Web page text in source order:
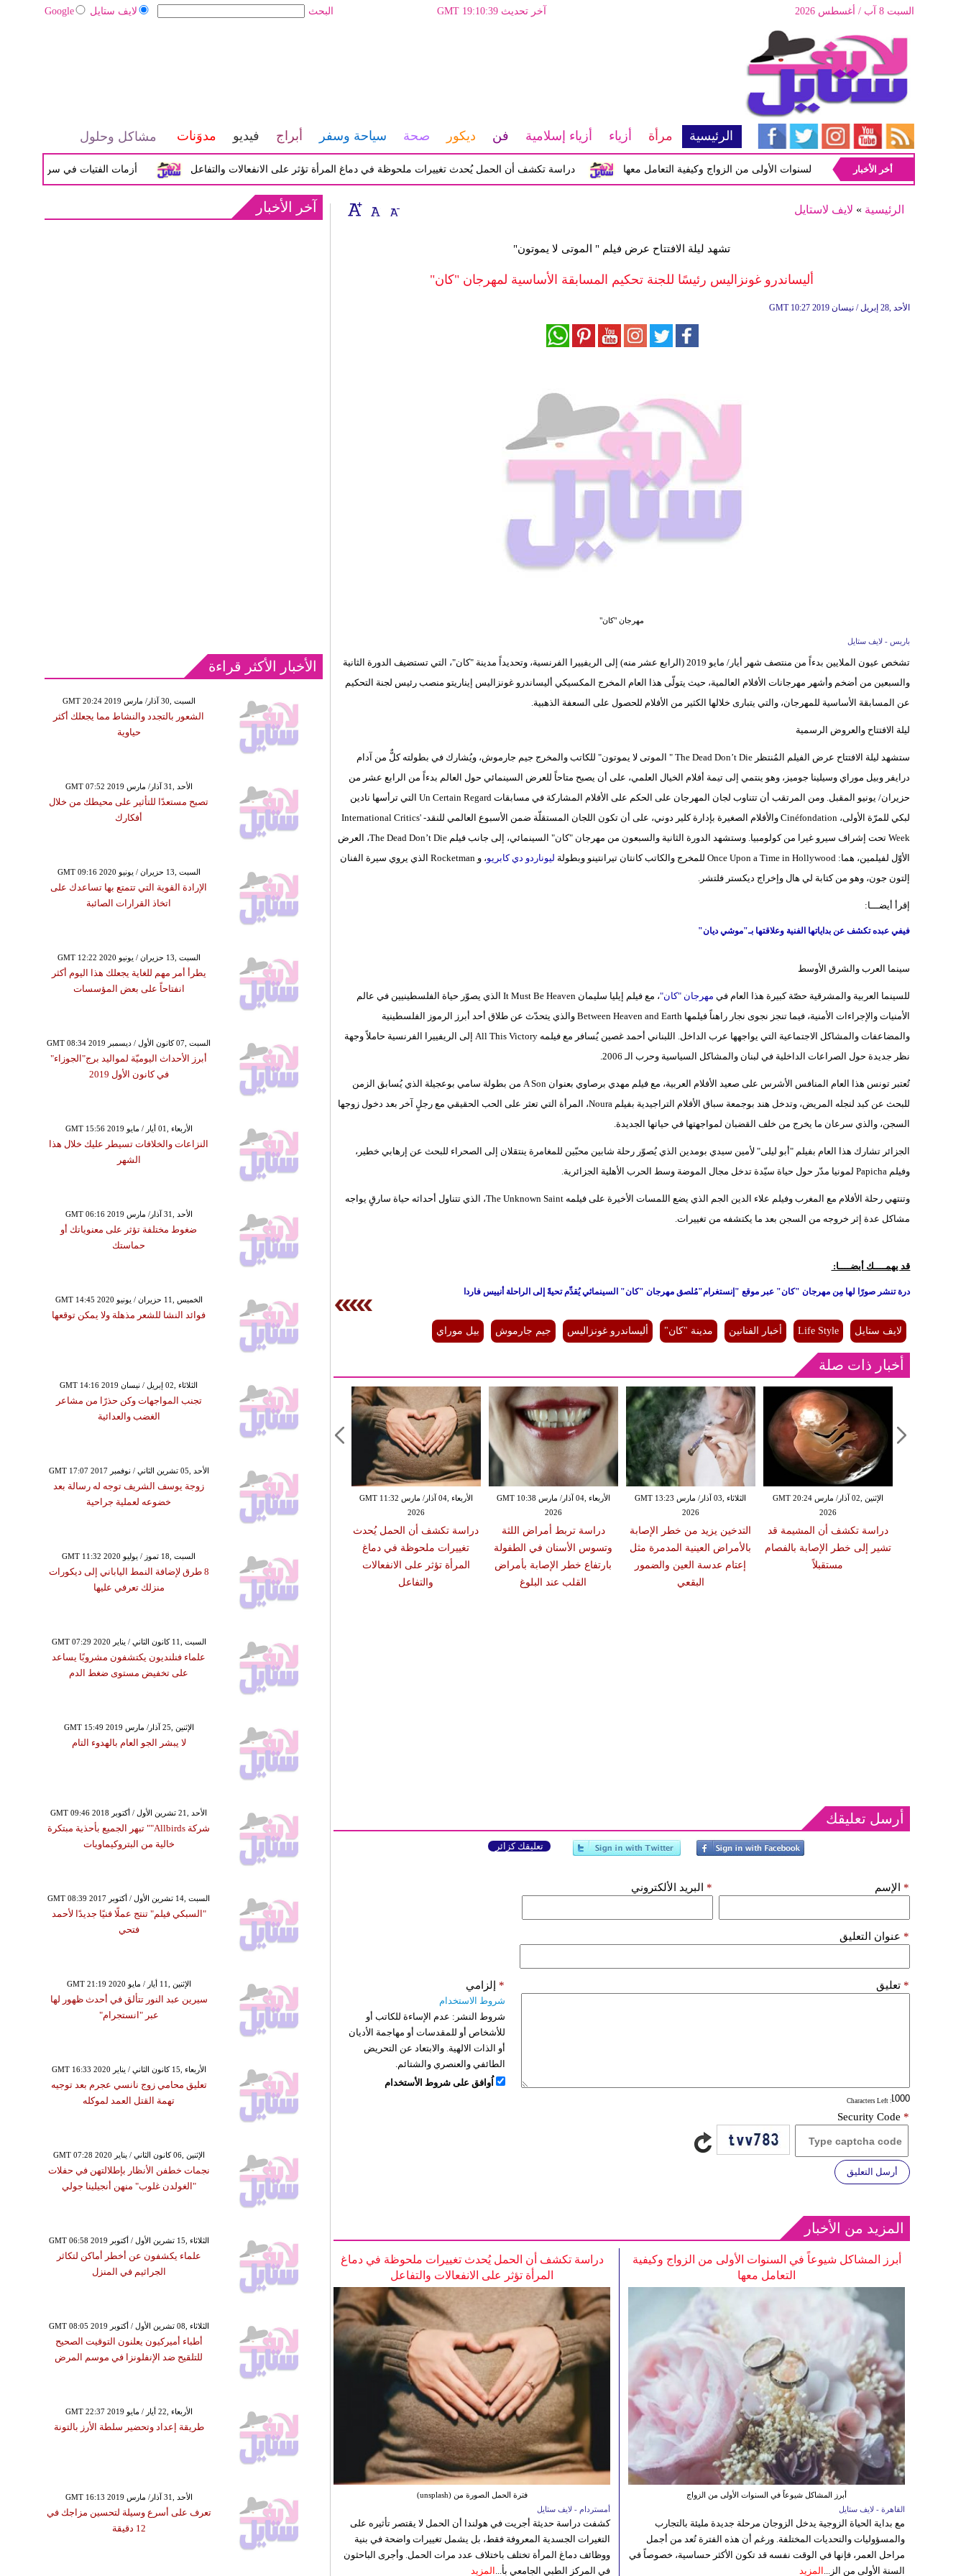
لايف ستايل Google البحث آخر تحديث GMT 19:10:39 السبت 8 آب / أغسطس 2026
الرئيسية مرأة أزياء أزياء إسلامية فن ديكور صحة سياحة وسفر أبراج فيديو مدوَنات مشاكل وحلول
أزمات الفتيات في سن المراهقة بين دراسة تكشف أن الحمل يُحدث تغييرات ملحوظة في دماغ المرأة تؤثر على الانفعالات والتفاعل أبرز المشاكل شيوعاً في السنوات الأولى من الزواج وكيفية التعامل معها
أخر الأخبار
الرئيسية » لايف لاستايل
تشهد ليلة الافتتاح عرض فيلم " الموتى لا يموتون"
أليساندرو غونزاليس رئيسًا للجنة تحكيم المسابقة الأساسية لمهرجان "كان"
GMT 10:27 2019 الأحد ,28 إبريل / نيسان
مهرجان "كان"
باريس - لايف ستايل
تشخص عيون الملايين بدءاً من منتصف شهر أيار/ مايو 2019 (الرابع عشر منه) إلى الريفييرا الفرنسية، وتحديداً مدينة "كان"، التي تستضيف الدورة الثانية
والسبعين من أضخم وأشهر مهرجانات الأفلام العالمية، حيث يتولّى هذا العام المخرج المكسيكي أليساندرو غونزاليس إيناريتو منصب رئيس لجنة التحكيم
عن المسابقة الأساسية للمهرجان، والتي يتبارى خلالها الكثير من الأفلام للحصول على السعفة الذهبية.
ليلة الافتتاح والعروض الرسمية
ستشهد ليلة الافتتاح عرض الفيلم المُنتظر The Dead Don’t Die " الموتى لا يموتون" للكاتب والمخرج جيم جارموش، ويُشارك في بطولته كلٌّ من آدام
درايفر وبيل موراي وسيلينا جوميز، وهو ينتمي إلى تيمة أفلام الخيال العلمي، على أن يصبح متاحاً للعرض السينمائي حول العالم بدءاً من الرابع عشر من
حزيران/ يونيو المقبل. ومن المرتقب أن تتناوب لجان المهرجان على الحكم على الأفلام المشاركة في مسابقات Un Certain Regard التي ترأسها نادين
لبكي للمرّة الأولى، Cinéfondation والأفلام الصغيرة بإدارة كلير دوني، على أن تكون اللجان المستقلّة ضمن الأسبوع العالمي للنقد- International Critics'
Week تحت إشراف سيرو غيرا من كولومبيا. وستشهد الدورة الثانية والسبعون من مهرجان "كان" السينمائي، إلى جانب فيلم The Dead Don’t Die، العرض
الأوّل لفيلمين، هما: Once Upon a Time in Hollywood للمخرج والكاتب كانتان تيرانتينو وبطولة
ليوناردو دي كابريو
، و Rocketman الذي يروي سيرة الفنان
إلتون جون، وهو من كتابة لي هال وإخراج ديكستر فلتشر.
إقرأ أيضـــا:
فيفي عبده تكشف عن بداياتها الفنية وعلاقتها بـ"موشي ديان"
سينما العرب والشرق الأوسط
للسينما العربية والمشرقية حصّة كبيرة هذا العام فيمهرجان "كان"
، مع فيلم إيليا سليمان It Must Be Heaven الذي يصوّر حياة الفلسطينيين في عالم
الأمنيات والإجراءات الأمنية، فيما تنجز نجوى نجار راهناً فيلمها Between Heaven and Earth والذي يتحدّث عن طلاق أحد أبرز الرموز الفلسطينية
والمضاعفات والمشاكل الاجتماعية التي يواجهها عرب الداخل. اللبناني أحمد غصين يُسافر مع فيلمه All This Victory إلى الريفييرا الفرنسية حاملاً وجهة
نظر جديدة حول الصراعات الداخلية في لبنان والمشاكل السياسية وحرب الـ 2006.
تُعتبر تونس هذا العام المنافس الأشرس على صعيد الأفلام العربية، مع فيلم مهدي برصاوي بعنوان A Son من بطولة سامي بوعجيلة الذي يُسابق الزمن
للبحث عن كبد لنجله المريض، وتدخل هند بوجمعة سباق الأفلام التراجيدية بفيلم Noura، المرأة التي تعثر على الحب الحقيقي مع رجلٍ آخر بعد دخول زوجها
السجن، والذي سرعان ما يخرج من خلف القضبان لمواجهتها في حياتها الجديدة.
الجزائر تشارك هذا العام بفيلم "أبو ليلى" لأمين سيدي بومدين الذي يُصوّر رحلة شابين محبّين للمغامرة ينتقلان إلى الصحراء للبحث عن إرهابي خطير،
وفيلم Papicha لمونيا مدّر حول حياة سيّدة تدخل مجال الموضة وسط الحرب الأهلية الجزائرية.
وتنتهي رحلة الأفلام مع المغرب وفيلم علاء الدين الجم الذي يضع اللمسات الأخيرة على فيلمه The Unknown Saint، الذي تتناول أحداثه حياة سارقٍ يواجه
مشاكل عدة إثر خروجه من السجن بعد ما يكتشفه من تغييرات.
قد يهمــــك أيضــــا:
​درة تنشر صورًا لها مِن مهرجان "كان" عبر موقع "إنستغرام"مُلصق مهرجان "كان" السينمائي يُقدِّم تحيةً إلى الراحلة أنييس فاردا
لايف ستايل Life Style أخبار الفنانين مدينة "كان" أليساندرو غونزاليس جيم جارموش بيل موراي
أخبار ذات صلة
الأربعاء ,04 آذار/ مارس GMT 11:32
2026
دراسة تكشف أن الحمل يُحدث
تغييرات ملحوظة في دماغ
المرأة تؤثر على الانفعالات
والتفاعل
الأربعاء ,04 آذار/ مارس GMT 10:38
2026
دراسة تربط أمراض اللثة
وتسوس الأسنان في الطفولة
بارتفاع خطر الإصابة بأمراض
القلب عند البلوغ
الثلاثاء ,03 آذار/ مارس GMT 13:23
2026
التدخين يزيد من خطر الإصابة
بالأمراض العينية المدمرة مثل
إعتام عدسة العين والضمور
البقعي
الإثنين ,02 آذار/ مارس GMT 20:24
2026
دراسة تكشف أن المشيمة قد
تشير إلى خطر الإصابة بالفصام
مستقبلاً
أرسل تعليقك
تعليقك كزائر
الإسم * البريد الألكتروني *
عنوان التعليق *
تعليق *
: Characters Left
إلزامي *
شروط الاستخدام
شروط النشر: عدم الإساءة للكاتب أو
للأشخاص أو للمقدسات أو مهاجمة الأديان
أو الذات الالهية. والابتعاد عن التحريض
الطائفي والعنصري والشتائم.
اُوافق على شروط الأستخدام
Security Code *
أرسل التعليق
المزيد من الأخبار
دراسة تكشف أن الحمل يُحدث تغييرات ملحوظة في دماغ
المرأة تؤثر على الانفعالات والتفاعل
فترة الحمل الصورة من (unsplash)
أمستردام - لايف ستايل
كشفت دراسة حديثة أجريت في هولندا أن الحمل لا يقتصر تأثيره على
التغيرات الجسدية المعروفة فقط، بل يشمل تغييرات واضحة في بنية
ووظائف دماغ المرأة تختلف باختلاف عدد مرات الحمل. وأجرى الباحثون
في المركز الطبي الجامعي بأ... المزيد
أبرز المشاكل شيوعاً في السنوات الأولى من الزواج وكيفية
التعامل معها
أبرز المشاكل شيوعاً في السنوات الأولى من الزواج
القاهرة - لايف ستايل
مع بداية الحياة الزوجية يدخل الزوجان مرحلة جديدة مليئة بالتجارب
والمسؤوليات والتحديات المختلفة. ورغم أن هذه الفترة تُعد من أجمل
مراحل العمر، فإنها في الوقت نفسه قد تكون الأكثر حساسية، خصوصاً في
السنة الأولى من الز... المزيد
آخر الأخبار
الأخبار الأكثر قراءة
GMT 20:24 2019 السبت ,30 آذار/ مارس
الشعور بالتجدد والنشاط مما يجعلك أكثر
حياوية
GMT 07:52 2019 الأحد ,31 آذار/ مارس
تصبح مستعدًا للتأثير على محيطك من خلال
أفكارك
GMT 09:16 2020 السبت ,13 حزيران / يونيو
الإرادة القوية التي تتمتع بها تساعدك على
اتخاذ القرارات الصائبة
GMT 12:22 2020 السبت ,13 حزيران / يونيو
يطرأ أمر مهم للغاية يجعلك هذا اليوم أكثر
انفتاحاً على بعض المؤسسات
GMT 08:34 2019 السبت ,07 كانون الأول / ديسمبر
أبرز الأحداث اليوميّة لمواليد برج"الجوزاء"
في كانون الأول 2019
GMT 15:56 2019 الأربعاء ,01 أيار / مايو
النزاعات والخلافات تسيطر عليك خلال هذا
الشهر
GMT 06:16 2019 الأحد ,31 آذار/ مارس
ضغوط مختلفة تؤثر على معنوياتك أو
حماستك
GMT 14:45 2020 الخميس ,11 حزيران / يونيو
فوائد النشا للشعر مذهلة ولا يمكن توقعها
GMT 14:16 2019 الثلاثاء ,02 إبريل / نيسان
تجنب المواجهات وكن حذرًا من مشاعر
الغضب والعدائية
GMT 17:07 2017 الأحد ,05 تشرين الثاني / نوفمبر
زوجة يوسف الشريف توجه له رسالة بعد
خضوعه لعملية جراحية
GMT 11:32 2020 السبت ,18 تموز / يوليو
8 طرق لإضافة النمط الياباني إلى ديكورات
منزلك تعرفي عليها
GMT 07:29 2020 السبت ,11 كانون الثاني / يناير
علماء فنلنديون يكتشفون مشروبًا يساعد
على تخفيض مستوى ضغط الدم
GMT 15:49 2019 الإثنين ,25 آذار/ مارس
لا يبشر الجو العام بالهدوء التام
GMT 09:46 2018 الأحد ,21 تشرين الأول / أكتوبر
شركة Allbirds"" تبهر الجميع بأحذية مبتكرة
خالية من البتروكيماويات
GMT 08:39 2017 السبت ,14 تشرين الأول / أكتوبر
"السبكي فيلم" تنتج عملًا فنيًا جديدًا لأحمد
فتحي
GMT 21:19 2020 الإثنين ,11 أيار / مايو
سيرين عبد النور تتألق في أحدث ظهور لها
عبر "انستجرام"
GMT 16:33 2020 الأربعاء ,15 كانون الثاني / يناير
تعليق محامي زوج نانسي عجرم بعد توجيه
تهمة القتل العمد لموكله
GMT 07:28 2020 الإثنين ,06 كانون الثاني / يناير
نجمات خطفن الأنظار بإطلالتهن في حفلات
"الغولدن غلوب" منهن أنجيلينا جولي
GMT 06:58 2019 الثلاثاء ,15 تشرين الأول / أكتوبر
علماء يكشفون عن أخطر أماكن لتكاثر
الجراثيم في المنزل
GMT 08:05 2019 الثلاثاء ,08 تشرين الأول / أكتوبر
أطباء أميركيون يعلنون التوقيت الصحيح
للتلقيح ضد الإنفلونزا في موسم المرض
GMT 22:37 2019 الأربعاء ,22 أيار / مايو
طريقة إعداد وتحضير سلطة الأرز بالتونة
GMT 16:13 2019 الأحد ,31 آذار/ مارس
تعرف على أسرع وسيلة لتحسين مزاجك في
12 دقيقة